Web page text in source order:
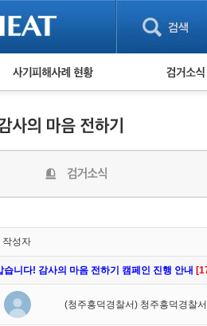
피해사례 현황
게임 · 비실물 피해사례
보이스피싱 피해사례
검거 소식
작성자
습니다! 감사의 마음 전하기 캠페인 진행 안내
(청주흥덕경찰서) 청주흥덕경찰